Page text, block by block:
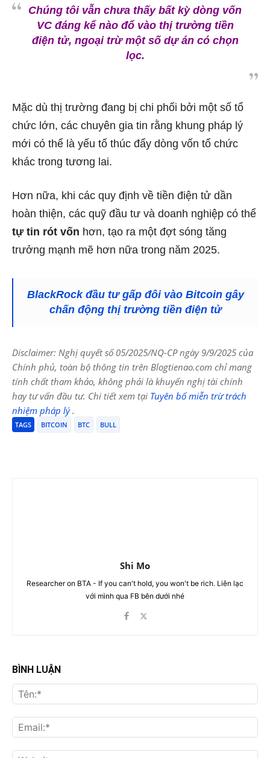
Chúng tôi vẫn chưa thấy bất kỳ dòng vốn
VC đáng kể nào đổ vào thị trường tiền
điện tử, ngoại trừ một số dự án có chọn
lọc.
Mặc dù thị trường đang bị chi phối bởi một số tổ
chức lớn, các chuyên gia tin rằng khung pháp lý
mới có thể là yếu tố thúc đẩy dòng vốn tổ chức
khác trong tương lai.
Hơn nữa, khi các quy định về tiền điện tử dần
hoàn thiện, các quỹ đầu tư và doanh nghiệp có thể
tự tin rót vốn hơn, tạo ra một đợt sóng tăng
trưởng mạnh mẽ hơn nữa trong năm 2025.
BlackRock đầu tư gấp đôi vào Bitcoin gây
chấn động thị trường tiền điện tử
Disclaimer: Nghị quyết số 05/2025/NQ-CP ngày 9/9/2025 của
Chính phủ, toàn bộ thông tin trên Blogtienao.com chỉ mang
tính chất tham khảo, không phải là khuyến nghị tài chính
hay tư vấn đầu tư. Chi tiết xem tại Tuyên bố miễn trừ trách
nhiệm pháp lý.
TAGS BITCOIN BTC BULL
Shi Mo
Researcher on BTA - If you can't hold, you won't be rich. Liên lạc
với mình qua FB bên dưới nhé
BÌNH LUẬN